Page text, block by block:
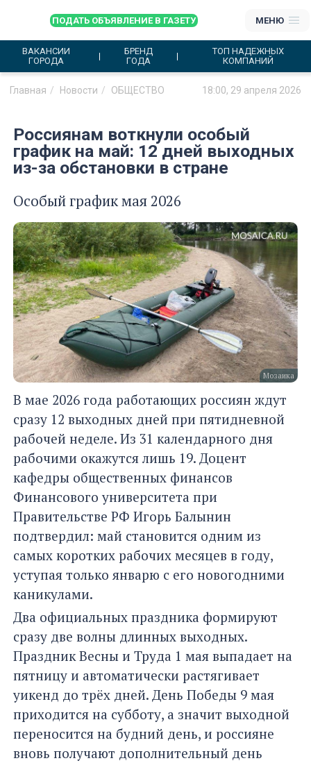
ПОДАТЬ ОБЪЯВЛЕНИЕ В ГАЗЕТУ МЕНЮ
ВАКАНСИИ
ГОРОДА
БРЕНД
ГОДА
ТОП НАДЕЖНЫХ
КОМПАНИЙ
Главная Новости ОБЩЕСТВО 18:00, 29 апреля 2026
Россиянам воткнули особый
график на май: 12 дней выходных
из-за обстановки в стране
Особый график мая 2026
Мозаика
В мае 2026 года работающих россиян ждут
сразу 12 выходных дней при пятидневной
рабочей неделе. Из 31 календарного дня
рабочими окажутся лишь 19. Доцент
кафедры общественных финансов
Финансового университета при
Правительстве РФ Игорь Балынин
подтвердил: май становится одним из
самых коротких рабочих месяцев в году,
уступая только январю с его новогодними
каникулами.
Два официальных праздника формируют
сразу две волны длинных выходных.
Праздник Весны и Труда 1 мая выпадает на
пятницу и автоматически растягивает
уикенд до трёх дней. День Победы 9 мая
приходится на субботу, а значит выходной
переносится на будний день, и россияне
вновь получают дополнительный день